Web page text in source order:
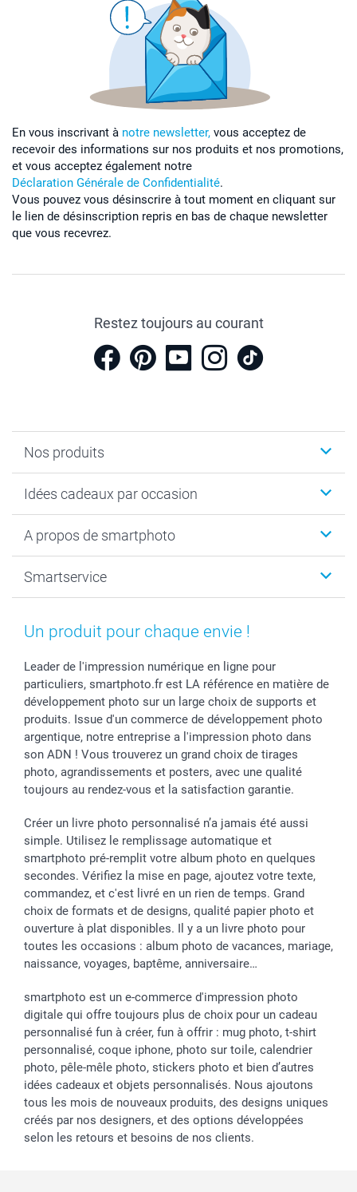
En vous inscrivant à notre newsletter, vous acceptez de
recevoir des informations sur nos produits et nos promotions,
et vous acceptez également notre
Déclaration Générale de Confidentialité.
Vous pouvez vous désinscrire à tout moment en cliquant sur
le lien de désinscription repris en bas de chaque newsletter
que vous recevrez.
Restez toujours au courant
Nos produits
Calendrier photo & Agenda photo
Tirage photo & agrandissement
Faire-part & Cartes
Coques smartphone
Cadres photo & accessoires déco
Dénicheur d'idées cadeau
Idées cadeaux par occasion
Anniversaire
Naissance & baptême
Fête des Mères
Communion
Baptême
Toussaint
Rentrée des classes
Saint-Valentin
Vacances
A propos de smartphoto
Plan du site
Droit de rétraction
Vie privée
Gestion des cookies
Tarifs
Partenariats & Influence
Investisseurs
Smartservice
Aide
smartfriends
Livraison
Modes de paiement
Grandes quantités
Statut de ma commande
Un produit pour chaque envie !
Leader de l'impression numérique en ligne pour
particuliers, smartphoto.fr est LA référence en matière de
développement photo sur un large choix de supports et
produits. Issue d'un commerce de développement photo
argentique, notre entreprise a l'impression photo dans
son ADN ! Vous trouverez un grand choix de tirages
photo, agrandissements et posters, avec une qualité
toujours au rendez-vous et la satisfaction garantie.
Créer un livre photo personnalisé n’a jamais été aussi
simple. Utilisez le remplissage automatique et
smartphoto pré-remplit votre album photo en quelques
secondes. Vérifiez la mise en page, ajoutez votre texte,
commandez, et c'est livré en un rien de temps. Grand
choix de formats et de designs, qualité papier photo et
ouverture à plat disponibles. Il y a un livre photo pour
toutes les occasions : album photo de vacances, mariage,
naissance, voyages, baptême, anniversaire…
smartphoto est un e-commerce d'impression photo
digitale qui offre toujours plus de choix pour un cadeau
personnalisé fun à créer, fun à offrir : mug photo, t-shirt
personnalisé, coque iphone, photo sur toile, calendrier
photo, pêle-mêle photo, stickers photo et bien d’autres
idées cadeaux et objets personnalisés. Nous ajoutons
tous les mois de nouveaux produits, des designs uniques
créés par nos designers, et des options développées
selon les retours et besoins de nos clients.